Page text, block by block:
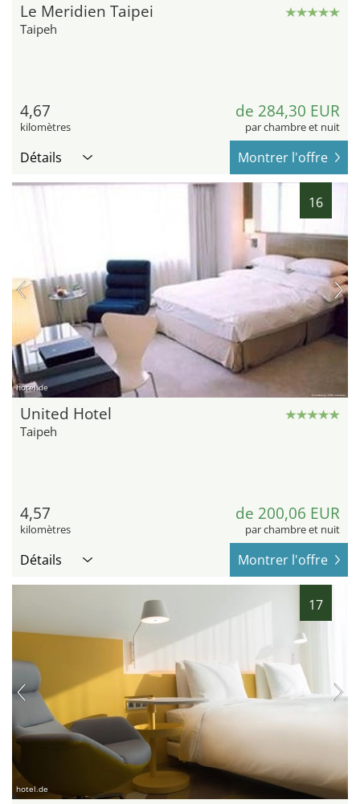
Le Meridien Taipei
Taipeh
4,67
kilomètres
de 284,30 EUR
par chambre et nuit
Détails Montrer l'offre
16
hotel.de
United Hotel
Taipeh
4,57
kilomètres
de 200,06 EUR
par chambre et nuit
Détails Montrer l'offre
17
hotel.de